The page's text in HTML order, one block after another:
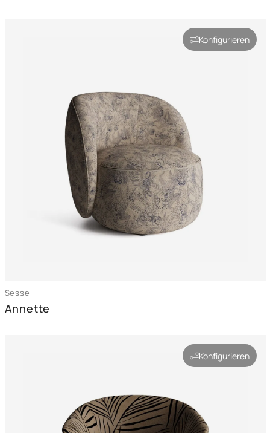
Konfigurieren
Sessel
Annette
Konfigurieren